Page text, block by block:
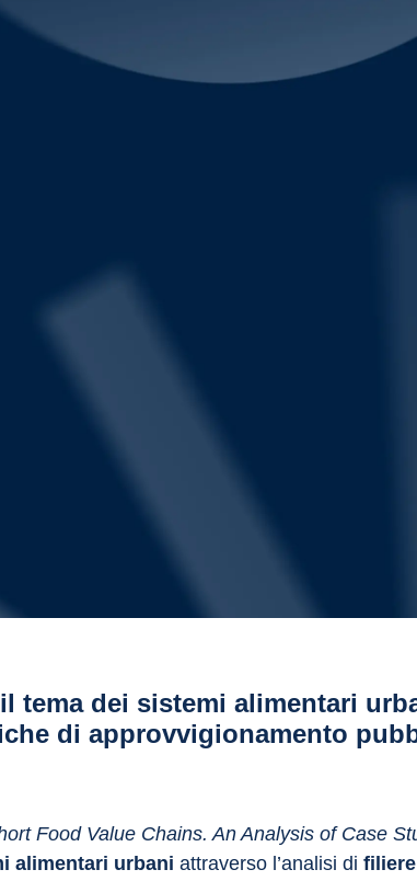
tema dei sistemi alimentari
di approvvigionamento
Food Value Chains. An Analysis of Case
alimentari urbani attraverso l’analisi di